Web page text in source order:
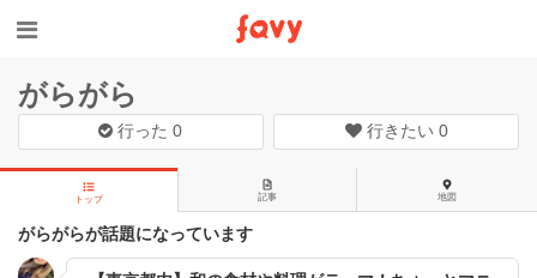
がらがら
行った0 行きたい 0
トップ 記事 地図
がらがらが話題になっています